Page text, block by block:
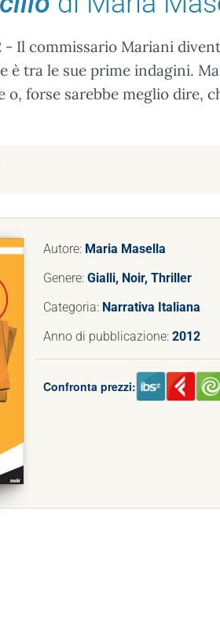
- Il commissario Mariani
è tra le sue prime indagini.
o, forse sarebbe meglio dire,
Autore: Maria Masella
Genere: Gialli, Noir, Thriller
Categoria: Narrativa Italiana
Anno di pubblicazione: 2012
Confronta prezzi: